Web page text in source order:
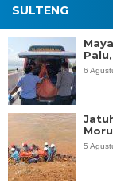
SULTENG
6
5